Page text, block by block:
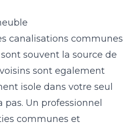
canalisations communes
souvent la source de
sont egalement
isole dans votre seul
Un professionnel
communes et